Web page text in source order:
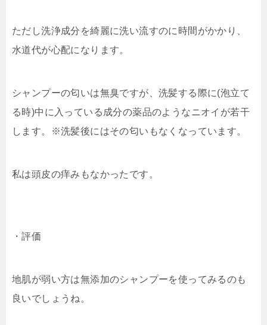
ただし洗浄成分を綺麗に洗い流すのに時間がかかり、
水道代が心配になります。
シャンプーの匂いは無臭ですが、洗髪する際に(泡立て
る時)中に入っている成分の薬品のようなニオイが若干
します。※洗髪後にはその匂いもなくなっています。
私は頭皮の痒みもなかったです。
・評価
地肌が弱い方は無添加のシャンプーを使ってみるのも
良いでしょうね。